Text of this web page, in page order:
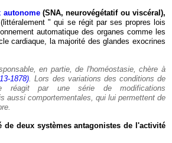
autonome(SNA, neurovégétatif ou viscéral),
" qui se régit par ses propres lois
automatique des organes comme les
cardiaque, la majorité des glandes exocrines
en partie, de l'homéostasie, chère à
1878). Lors des variations des conditions de
réagit par une série de modifications
aussi comportementales, qui lui permettent de
de deux systèmes antagonistes de l'activité